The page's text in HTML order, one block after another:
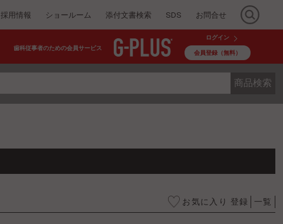
採用情報 ショールーム 添付文書検索 SDS お問合せ
歯科従事者のための会員サービス
ログイン
会員登録（無料）
商品検索
お気に入り 登録 一覧